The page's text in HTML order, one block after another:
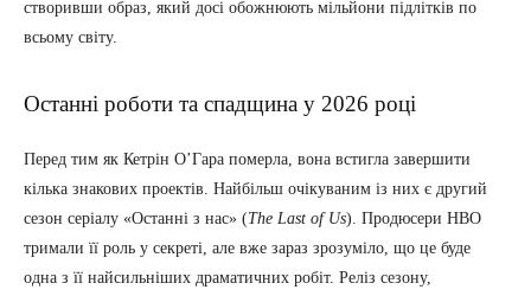
створивши образ, який досі обожнюють мільйони підлітків по
всьому світу.
Останні роботи та спадщина у 2026 році
Перед тим як Кетрін О’Гара померла, вона встигла завершити
кілька знакових проектів. Найбільш очікуваним із них є другий
сезон серіалу «Останні з нас» (The Last of Us). Продюсери HBO
тримали її роль у секреті, але вже зараз зрозуміло, що це буде
одна з її найсильніших драматичних робіт. Реліз сезону,